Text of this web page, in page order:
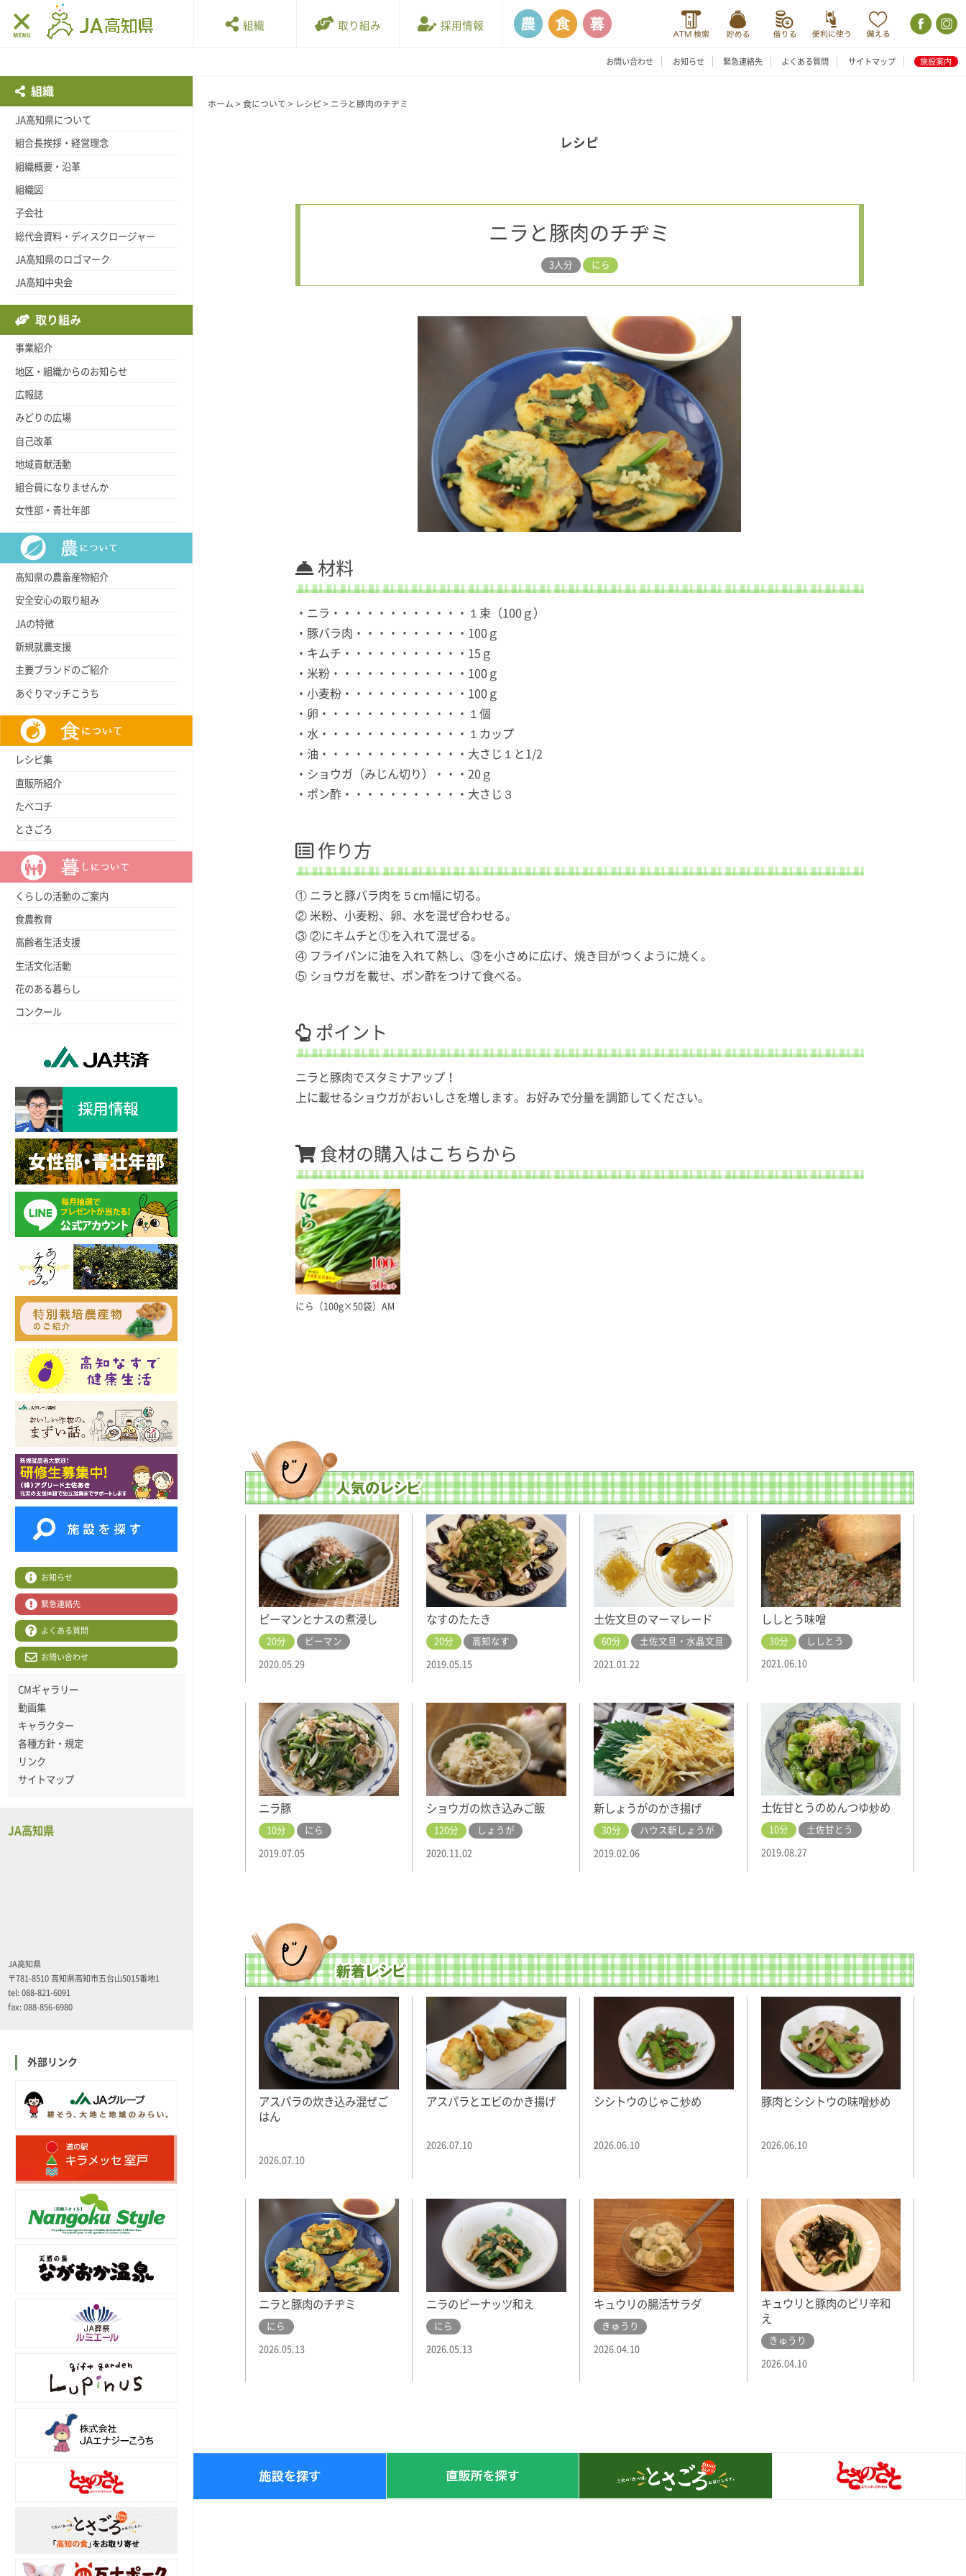
組織 取り組み 採用情報
お問い合わせ お知らせ 緊急連絡先 よくある質問 サイトマップ 施設案内
ホーム > 食について > レシピ > ニラと豚肉のチヂミ
レシピ
ニラと豚肉のチヂミ
3人分 にら
材料
・ニラ・・・・・・・・・・・・１束（100ｇ）
・豚バラ肉・・・・・・・・・・100ｇ
・キムチ・・・・・・・・・・・15ｇ
・米粉・・・・・・・・・・・・100ｇ
・小麦粉・・・・・・・・・・・100ｇ
・卵・・・・・・・・・・・・・１個
・水・・・・・・・・・・・・・１カップ
・油・・・・・・・・・・・・・大さじ１と1/2
・ショウガ（みじん切り）・・・20ｇ
・ポン酢・・・・・・・・・・・大さじ３
作り方
① ニラと豚バラ肉を５cm幅に切る。
② 米粉、小麦粉、卵、水を混ぜ合わせる。
③ ②にキムチと①を入れて混ぜる。
④ フライパンに油を入れて熱し、③を小さめに広げ、焼き目がつくように焼く。
⑤ ショウガを載せ、ポン酢をつけて食べる。
ポイント
ニラと豚肉でスタミナアップ！
上に載せるショウガがおいしさを増します。お好みで分量を調節してください。
食材の購入はこちらから
にら（100g×50袋）AM
ピーマンとナスの煮浸し
20分 ピーマン
2020.05.29
なすのたたき
20分 高知なす
2019.05.15
土佐文旦のマーマレード
60分 土佐文旦・水晶文旦
2021.01.22
ししとう味噌
30分 ししとう
2021.06.10
ニラ豚
10分 にら
2019.07.05
ショウガの炊き込みご飯
120分 しょうが
2020.11.02
新しょうがのかき揚げ
30分 ハウス新しょうが
2019.02.06
土佐甘とうのめんつゆ炒め
10分 土佐甘とう
2019.08.27
アスパラの炊き込み混ぜご
はん
2026.07.10
アスパラとエビのかき揚げ
2026.07.10
シシトウのじゃこ炒め
2026.06.10
豚肉とシシトウの味噌炒め
2026.06.10
ニラと豚肉のチヂミ
にら
2026.05.13
ニラのピーナッツ和え
にら
2026.05.13
キュウリの腸活サラダ
きゅうり
2026.04.10
キュウリと豚肉のピリ辛和
え
きゅうり
2026.04.10
組織
JA高知県について
組合長挨拶・経営理念
組織概要・沿革
組織図
子会社
総代会資料・ディスクロージャー
JA高知県のロゴマーク
JA高知中央会
取り組み
事業紹介
地区・組織からのお知らせ
広報誌
みどりの広場
自己改革
地域貢献活動
組合員になりませんか
女性部・青壮年部
高知県の農畜産物紹介
安全安心の取り組み
JAの特徴
新規就農支援
主要ブランドのご紹介
あぐりマッチこうち
レシピ集
直販所紹介
たべコチ
とさごろ
くらしの活動のご案内
食農教育
高齢者生活支援
生活文化活動
花のある暮らし
コンクール
お知らせ
緊急連絡先
よくある質問
お問い合わせ
CMギャラリー
動画集
キャラクター
各種方針・規定
リンク
サイトマップ
JA高知県
JA高知県
〒781-8510 高知県高知市五台山5015番地1
tel: 088-821-6091
fax: 088-856-6980
外部リンク